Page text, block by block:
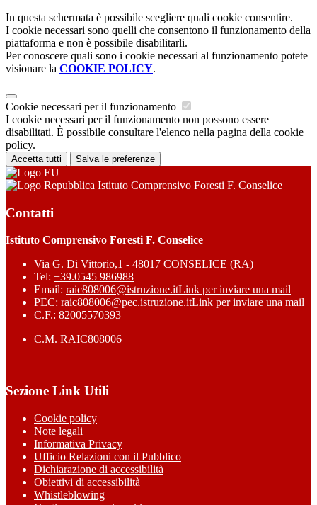
In questa schermata è possibile scegliere quali cookie consentire.
I cookie necessari sono quelli che consentono il funzionamento della
piattaforma e non è possibile disabilitarli.
Per conoscere quali sono i cookie necessari al funzionamento potete
visionare la COOKIE POLICY.
Cookie necessari per il funzionamento
I cookie necessari per il funzionamento non possono essere
disabilitati. È possibile consultare l'elenco nella pagina della cookie
policy.
Accetta tutti Salva le preferenze
Istituto Comprensivo Foresti F. Conselice
Contatti
Istituto Comprensivo Foresti F. Conselice
Via G. Di Vittorio,1 - 48017 CONSELICE (RA)
Tel: +39.0545 986988
Email: raic808006@istruzione.itLink per inviare una mail
PEC: raic808006@pec.istruzione.itLink per inviare una mail
C.F.: 82005570393
C.M. RAIC808006
Sezione Link Utili
Cookie policy
Note legali
Informativa Privacy
Ufficio Relazioni con il Pubblico
Dichiarazione di accessibilità
Obiettivi di accessibilità
Whistleblowing